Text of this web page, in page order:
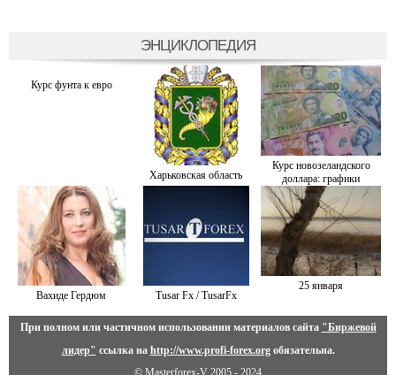
ЭНЦИКЛОПЕДИЯ
Курс фунта к евро
Харьковская область
Курс новозеландского
доллара: графики
Вахиде Гердюм Tusar Fx / TusarFx
25 января
При полном или частичном использовании материалов сайта "Биржевой
лидер" ссылка на http://www.profi-forex.orgобязательна.
© Masterforex-V 2005 - 2024